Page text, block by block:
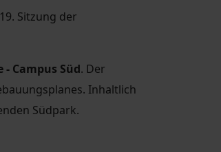
Sitzung der
Campus Süd. Der
Inhaltlich
Südpark.